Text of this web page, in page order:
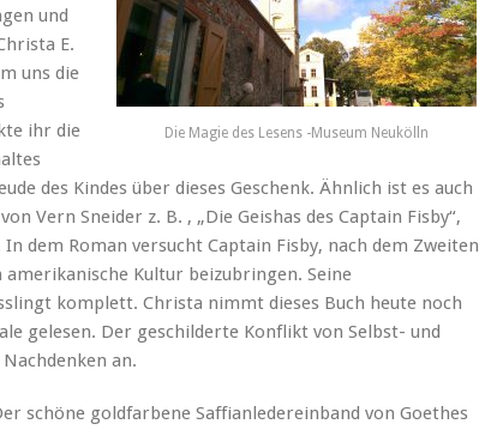
Die Magie des Lesens -Museum Neukölln
und
E.
uns die
ihr die
des Kindes über dieses Geschenk. Ähnlich ist es auch
Vern Sneider z. B. , „Die Geishas des Captain Fisby“,
dem Roman versucht Captain Fisby, nach dem Zweiten
Kultur beizubringen. Seine
komplett. Christa nimmt dieses Buch heute noch
gelesen. Der geschilderte Konflikt von Selbst- und
an.
schöne goldfarbene Saffianledereinband von Goethes